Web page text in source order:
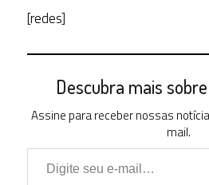
[redes]
Descubra mais
Assine para receber nossas
mail.
Digite seu e-mail…